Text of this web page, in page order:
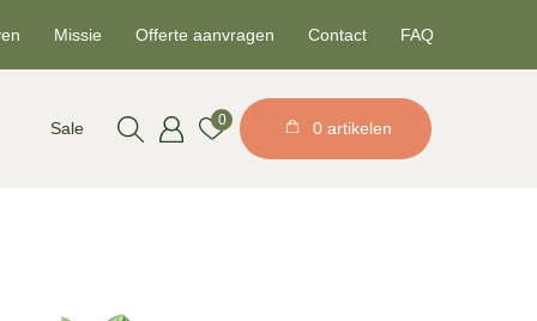
Missie Offerte aanvragen Contact FAQ
Sale 0 0 artikelen